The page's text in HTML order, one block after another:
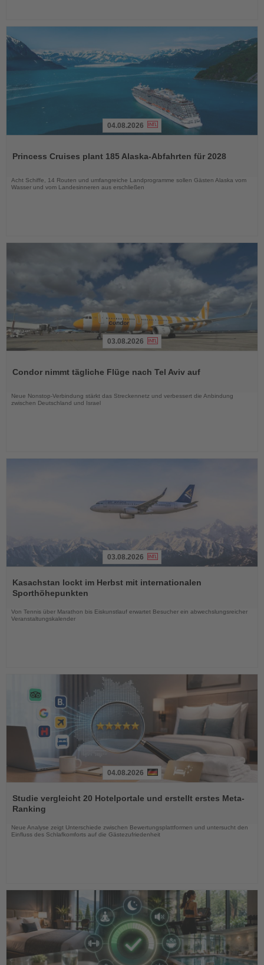
die
04.08.2026
Princess Cruises plant 185 Alaska-Abfahrten für 2028
Acht Schiffe, 14 Routen und umfangreiche Landprogramme sollen Gästen Alaska vom
Wasser und vom Landesinneren aus erschließen
die
03.08.2026
Condor nimmt tägliche Flüge nach Tel Aviv auf
Neue Nonstop-Verbindung stärkt das Streckennetz und verbessert die Anbindung
zwischen Deutschland und Israel
Sie
die
Nachrichten
03.08.2026
Kasachstan lockt im Herbst mit internationalen
Sporthöhepunkten
Von Tennis über Marathon bis Eiskunstlauf erwartet Besucher ein abwechslungsreicher
Veranstaltungskalender
Sie
die
Nachrichten
04.08.2026
Studie vergleicht 20 Hotelportale und erstellt erstes Meta-
Ranking
Neue Analyse zeigt Unterschiede zwischen Bewertungsplattformen und untersucht den
Einfluss des Schlafkomforts auf die Gästezufriedenheit